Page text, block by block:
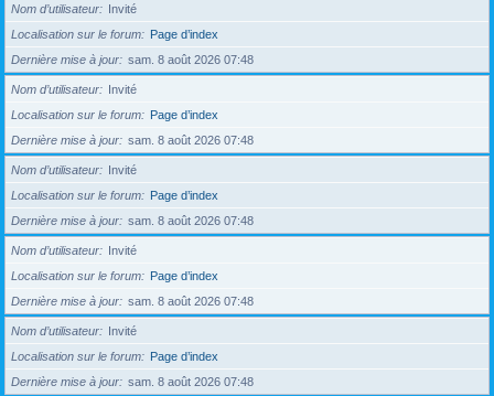
Nom d’utilisateur
Invité
Localisation sur le forum
Page d’index
Dernière mise à jour
sam. 8 août 2026 07:48
Nom d’utilisateur
Invité
Localisation sur le forum
Page d’index
Dernière mise à jour
sam. 8 août 2026 07:48
Nom d’utilisateur
Invité
Localisation sur le forum
Page d’index
Dernière mise à jour
sam. 8 août 2026 07:48
Nom d’utilisateur
Invité
Localisation sur le forum
Page d’index
Dernière mise à jour
sam. 8 août 2026 07:48
Nom d’utilisateur
Invité
Localisation sur le forum
Page d’index
Dernière mise à jour
sam. 8 août 2026 07:48